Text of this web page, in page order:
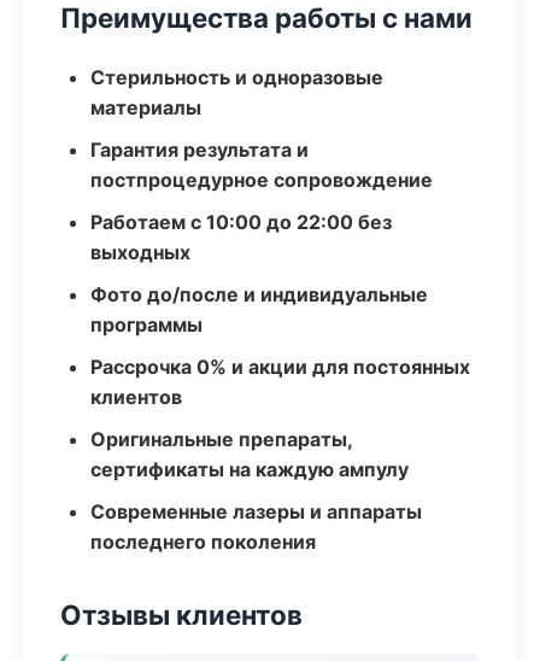
Преимущества работы с нами
Стерильность и одноразовые
материалы
Гарантия результата и
постпроцедурное сопровождение
Работаем с 10:00 до 22:00 без
выходных
Фото до/после и индивидуальные
программы
Рассрочка 0% и акции для постоянных
клиентов
Оригинальные препараты,
сертификаты на каждую ампулу
Современные лазеры и аппараты
последнего поколения
Отзывы клиентов